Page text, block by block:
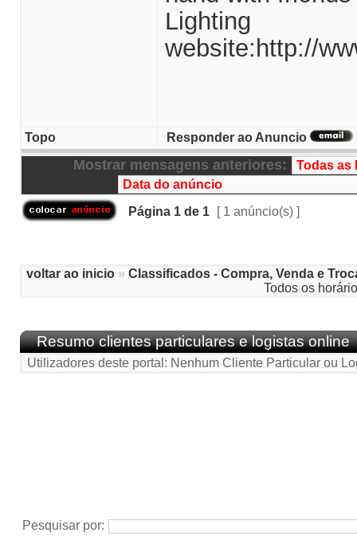
Lighting
website:http://
Topo Responder ao Anuncio
Mostrar mensagens anteriores:
Página 1 de 1 [ 1 anúncio(s) ]
voltar ao inicio » Classificados - Compra, Venda e
Todos os
Resumo clientes particulares e logistas online
Utilizadores deste portal: Nenhum Cliente Particular ou
Pesquisar por: